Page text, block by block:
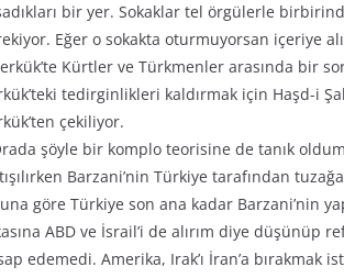
bir yer. Sokaklar tel örgülerle
Eğer o sokakta oturmuyorsan içeriye
Kürtler ve Türkmenler arasında bir
tedirginlikleri kaldırmak için Haşd-i
çekiliyor.
şöyle bir komplo teorisine de tanık
Barzani’nin Türkiye tarafından
göre Türkiye son ana kadar Barzani’nin
ABD ve İsrail’i de alırım diye düşünüp
edemedi. Amerika, Irak’ı İran’a bırakmak